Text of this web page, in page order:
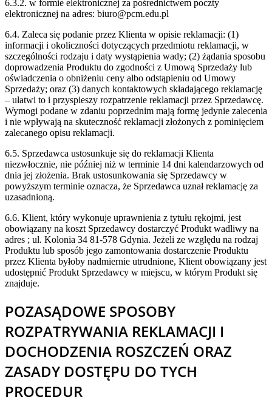
6.3.2. w formie elektronicznej za pośrednictwem poczty
elektronicznej na adres: biuro@pcm.edu.pl
6.4. Zaleca się podanie przez Klienta w opisie reklamacji: (1)
informacji i okoliczności dotyczących przedmiotu reklamacji, w
szczególności rodzaju i daty wystąpienia wady; (2) żądania sposobu
doprowadzenia Produktu do zgodności z Umową Sprzedaży lub
oświadczenia o obniżeniu ceny albo odstąpieniu od Umowy
Sprzedaży; oraz (3) danych kontaktowych składającego reklamację
– ułatwi to i przyspieszy rozpatrzenie reklamacji przez Sprzedawcę.
Wymogi podane w zdaniu poprzednim mają formę jedynie zalecenia
i nie wpływają na skuteczność reklamacji złożonych z pominięciem
zalecanego opisu reklamacji.
6.5. Sprzedawca ustosunkuje się do reklamacji Klienta
niezwłocznie, nie później niż w terminie 14 dni kalendarzowych od
dnia jej złożenia. Brak ustosunkowania się Sprzedawcy w
powyższym terminie oznacza, że Sprzedawca uznał reklamację za
uzasadnioną.
6.6. Klient, który wykonuje uprawnienia z tytułu rękojmi, jest
obowiązany na koszt Sprzedawcy dostarczyć Produkt wadliwy na
adres ; ul. Kolonia 34 81-578 Gdynia. Jeżeli ze względu na rodzaj
Produktu lub sposób jego zamontowania dostarczenie Produktu
przez Klienta byłoby nadmiernie utrudnione, Klient obowiązany jest
udostępnić Produkt Sprzedawcy w miejscu, w którym Produkt się
znajduje.
POZASĄDOWE SPOSOBY
ROZPATRYWANIA REKLAMACJI I
DOCHODZENIA ROSZCZEŃ ORAZ
ZASADY DOSTĘPU DO TYCH
PROCEDUR